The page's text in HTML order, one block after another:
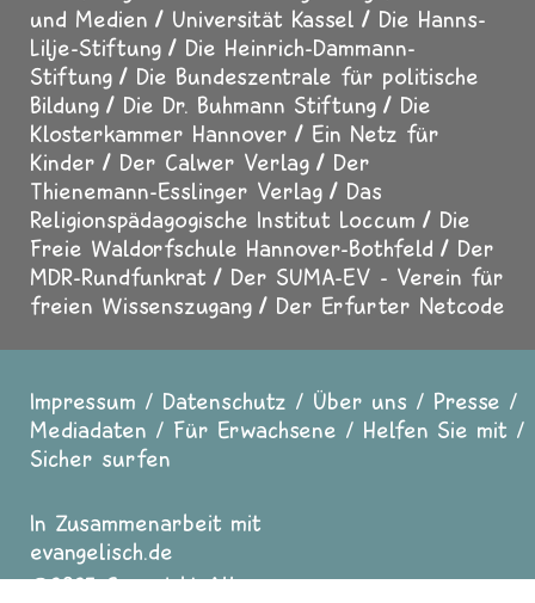
und Medien
Universität Kassel
Die Hanns-
Lilje-Stiftung
Die Heinrich-Dammann-
Stiftung
Die Bundeszentrale für politische
Bildung
Die Dr. Buhmann Stiftung
Die
Klosterkammer Hannover
Ein Netz für
Kinder
Der Calwer Verlag
Der
Thienemann-Esslinger Verlag
Das
Religionspädagogische Institut Loccum
Die
Freie Waldorfschule Hannover-Bothfeld
Der
MDR-Rundfunkrat
Der SUMA-EV - Verein für
freien Wissenszugang
Der Erfurter Netcode
Fußzeile
Impressum Datenschutz Über uns
Presse
Mediadaten
Für Erwachsene
Helfen Sie mit
Sicher surfen
In Zusammenarbeit mit
evangelisch.de
2025 Copyright All